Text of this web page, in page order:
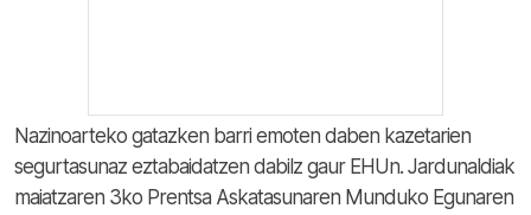
Nazinoarteko gatazken barri emoten daben kazetarien
segurtasunaz eztabaidatzen dabilz gaur EHUn. Jardunaldiak
maiatzaren 3ko Prentsa Askatasunaren Munduko Egunaren